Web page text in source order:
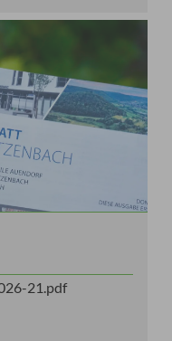
21.pdf